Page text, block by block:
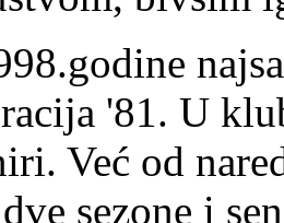
'81. U
Već od
sezone i